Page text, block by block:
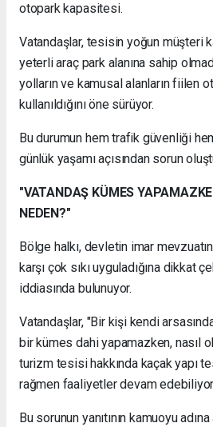
otopark kapasitesi.
Vatandaşlar, tesisin yoğun müşteri
yeterli araç park alanına sahip
yolların ve kamusal alanların fiilen
kullanıldığını öne sürüyor.
Bu durumun hem trafik güvenliği
günlük yaşamı açısından sorun
"VATANDAŞ KÜMES
NEDEN?"
Bölge halkı, devletin imar
karşı çok sıkı uyguladığına dikkat
iddiasında bulunuyor.
Vatandaşlar, "Bir kişi kendi
bir kümes dahi yapamazken, nasıl
turizm tesisi hakkında kaçak yapı
rağmen faaliyetler devam
Bu sorunun yanıtının kamuoyu